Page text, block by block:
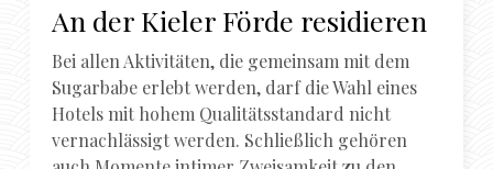
An der Kieler Förde residieren
Bei allen Aktivitäten, die gemeinsam mit dem
Sugarbabe erlebt werden, darf die Wahl eines
Hotels mit hohem Qualitätsstandard nicht
vernachlässigt werden. Schließlich gehören